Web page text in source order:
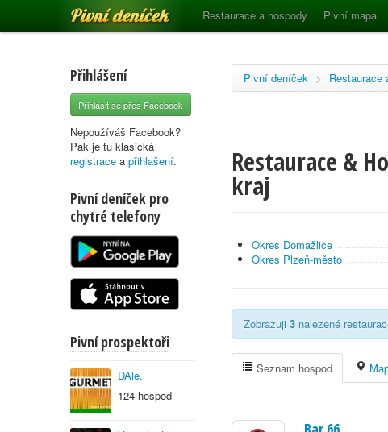
Pivní deníček Restaurace a hospody Pivní mapa
Přihlášení
Přihlásit se přes Facebook
Nepoužíváš Facebook?
Pak je tu klasická
registrace a přihlašení.
Pivní deníček pro
chytré telefony
Pivní prospektoři
DAle.
124 hospod
Pivní deníček > Restaurace
Restaurace &
kraj
Okres Domažlice
Okres Plzeň-město
Zobrazuji 3 nalezené
Seznam hospod